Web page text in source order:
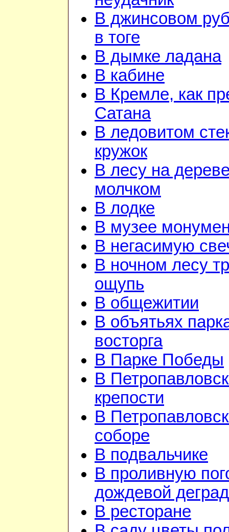
В джинсовом
в тоге
В дымке ладана
В кабине
В Кремле, как
Сатана
В ледовитом
кружок
В лесу на
молчком
В лодке
В музее
В негасимую
В ночном лесу
ощупь
В общежитии
В объятьях
восторга
В Парке Победы
В
крепости
В
соборе
В подвальчике
В проливную
дождевой
В ресторане